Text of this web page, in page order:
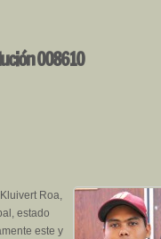
008610
Roa,
estado
este y